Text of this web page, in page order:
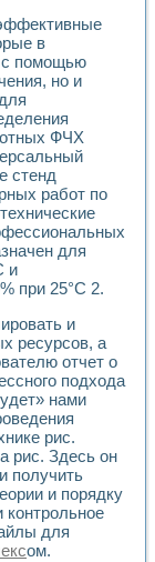
в
с помощью
но и
ФЧХ
стенд
работ по
для
и
при 25°С 2.
и
ресурсов, а
отчет о
подхода
нами
рис.
рис. Здесь он
получить
и порядку
контрольное
для
ом.